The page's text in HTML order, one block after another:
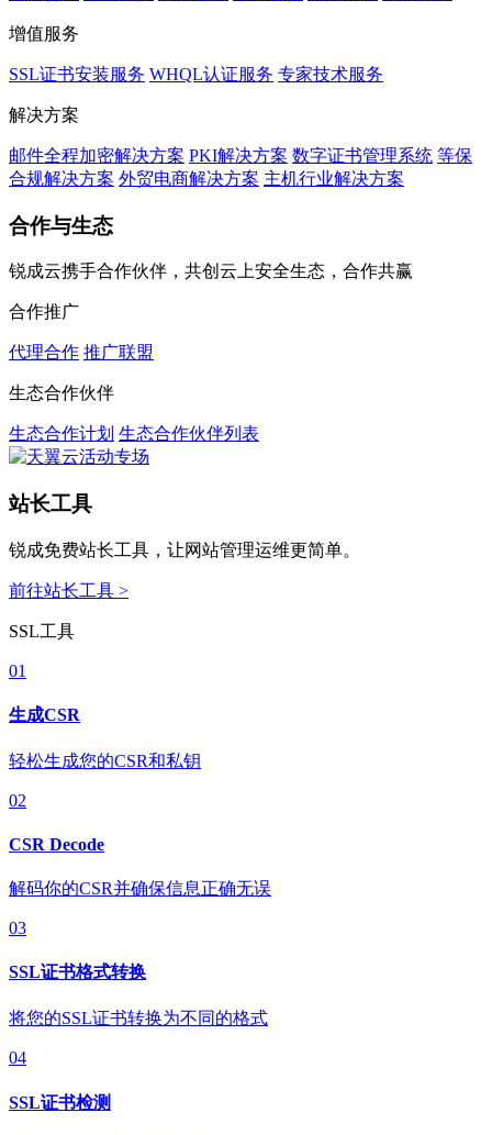
增值服务
SSL证书安装服务 WHQL认证服务 专家技术服务
解决方案
邮件全程加密解决方案 PKI解决方案 数字证书管理系统 等保
合规解决方案 外贸电商解决方案 主机行业解决方案
合作与生态
锐成云携手合作伙伴，共创云上安全生态，合作共赢
合作推广
代理合作 推广联盟
生态合作伙伴
生态合作计划 生态合作伙伴列表
站长工具
锐成免费站长工具，让网站管理运维更简单。
前往站长工具 >
SSL工具
01
生成CSR
轻松生成您的CSR和私钥
02
CSR Decode
解码你的CSR并确保信息正确无误
03
SSL证书格式转换
将您的SSL证书转换为不同的格式
04
SSL证书检测